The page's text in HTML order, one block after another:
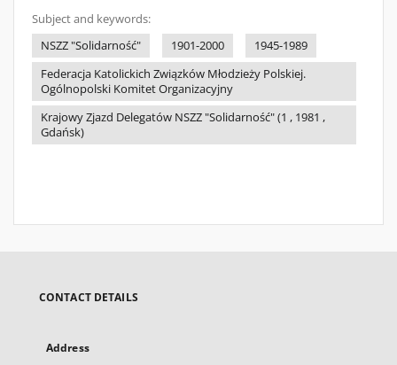
Subject and keywords:
NSZZ "Solidarność"
1901-2000
1945-1989
Federacja Katolickich Związków Młodzieży Polskiej.
Ogólnopolski Komitet Organizacyjny
Krajowy Zjazd Delegatów NSZZ "Solidarność" (1 , 1981 ,
Gdańsk)
CONTACT DETAILS
Address